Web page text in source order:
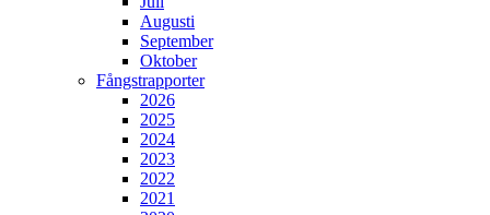
Augusti
September
Oktober
Fångstrapporter
2026
2025
2024
2023
2022
2021